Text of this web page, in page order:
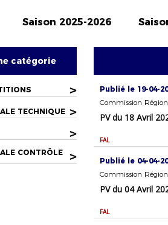
Saison 2025-2026
catégorie
>
TECHNIQUE >
>
CONTRÔLE
>
Publié le 19-04-
PV du 18 Avril
FAL
Publié le 04-04-
PV du 04 Avril
FAL